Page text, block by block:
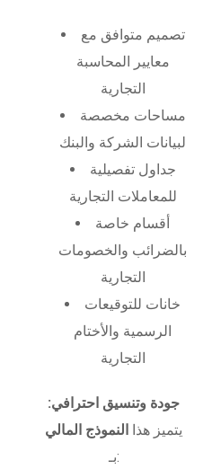
تصميم متوافق مع
معايير المحاسبة
التجارية
مساحات مخصصة
لبيانات الشركة والبنك
جداول تفصيلية
للمعاملات التجارية
أقسام خاصة
بالضرائب والخصومات
التجارية
خانات للتوقيعات
الرسمية والأختام
التجارية
جودة وتنسيق احترافي:
يتميز هذا
النموذج المالي
بـ: